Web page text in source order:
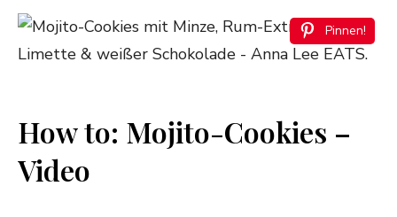
Pinnen!
How to: Mojito-Cookies –
Video